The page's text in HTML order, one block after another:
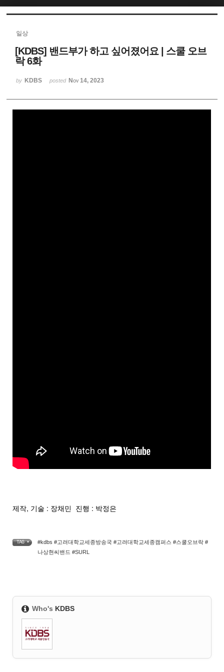
일상
[KDBS] 밴드부가 하고 싶어졌어요 | 스쿨 오브
락 6화
by KDBS posted Nov 14, 2023
제작, 기술 : 장채민 진행 : 박정은
TAG •
#kdbs #고려대학교세종방송국 #고려대학교세종캠퍼스 #스쿨오브락 #
나상현씨밴드 #SURL
Who's KDBS
Sketchbook5, 스케치북5
Sketchbook5, 스케치북5